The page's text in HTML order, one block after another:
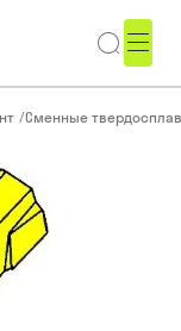
/Сменные